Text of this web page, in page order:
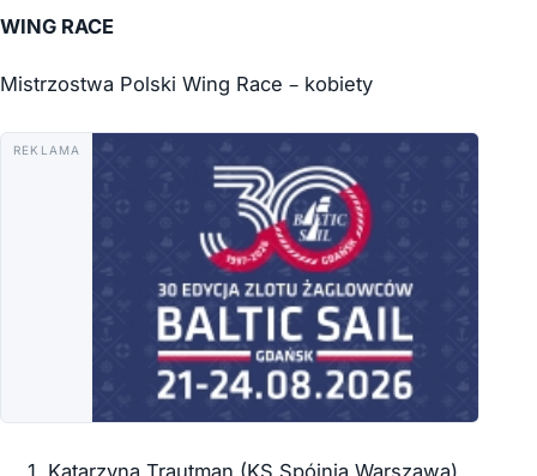
WING RACE
Mistrzostwa Polski Wing Race – kobiety
REKLAMA
Katarzyna Trautman (KS Spójnia Warszawa)